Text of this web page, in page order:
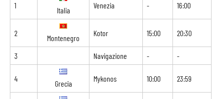
1
Italia
Venezia - 16:00
2
Montenegro
Kotor 15:00 20:30
3 Navigazione - -
4
Grecia
Mykonos 10:00 23:59